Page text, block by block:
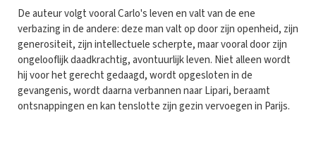
De auteur volgt vooral Carlo's leven en valt van de ene
verbazing in de andere: deze man valt op door zijn openheid, zijn
generositeit, zijn intellectuele scherpte, maar vooral door zijn
ongelooflijk daadkrachtig, avontuurlijk leven. Niet alleen wordt
hij voor het gerecht gedaagd, wordt opgesloten in de
gevangenis, wordt daarna verbannen naar Lipari, beraamt
ontsnappingen en kan tenslotte zijn gezin vervoegen in Parijs.